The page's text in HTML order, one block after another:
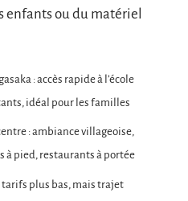
enfants ou du matériel
: accès rapide à l’école
idéal pour les familles
: ambiance villageoise,
à pied, restaurants à portée
plus bas, mais trajet